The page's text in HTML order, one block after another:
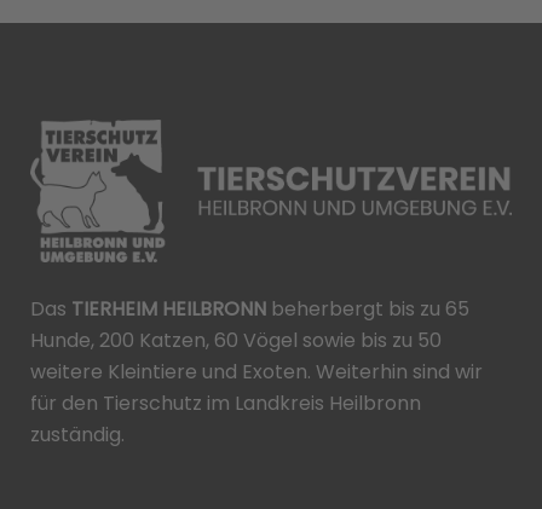
Das TIERHEIM HEILBRONN beherbergt bis zu 65
Hunde, 200 Katzen, 60 Vögel sowie bis zu 50
weitere Kleintiere und Exoten. Weiterhin sind wir
für den Tierschutz im Landkreis Heilbronn
zuständig.